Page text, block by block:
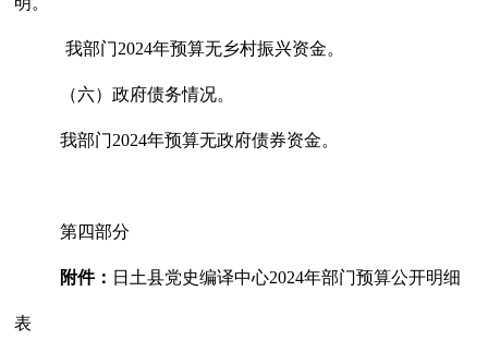
我部门2024年预算无乡村振兴资金。
（六）政府债务情况。
我部门2024年预算无政府债券资金。
第四部分
附件： 日土县党史编译中心2024年部门预算公开明细
表